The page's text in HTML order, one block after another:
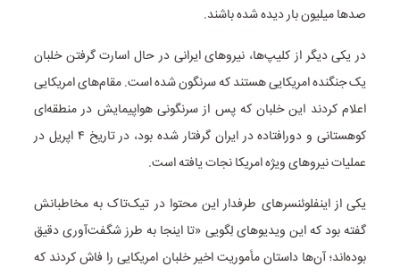
صدها میلیون بار دیده شده باشند.
در یکی دیگر از کلیپ‌ها، نیروهای ایرانی در حال اسارت گرفتن خلبان
یک جنگنده امریکایی هستند که سرنگون شده است. مقام‌های امریکایی
اعلام کردند این خلبان که پس از سرنگونی هواپیمایش در منطقه‌ای
کوهستانی و دورافتاده در ایران گرفتار شده بود، در تاریخ ۴ اپریل در
عملیات نیروهای ویژه امریکا نجات یافته است.
یکی از اینفلوئنسرهای طرفدار این محتوا در تیک‌تاک به مخاطبانش
گفته بود که این ویدیوهای لِگویی «تا اینجا به طرز شگفت‌آوری دقیق
بوده‌اند؛ آن‌ها داستان مأموریت اخیر خلبان امریکایی را فاش کردند که